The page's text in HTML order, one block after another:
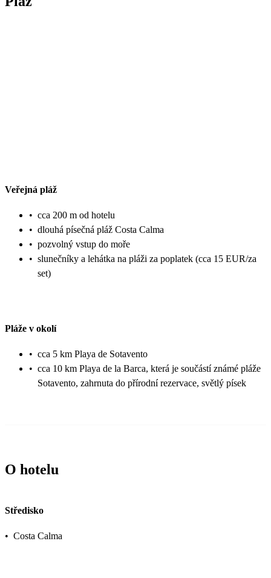
Veřejná pláž
• cca 200 m od hotelu
• dlouhá písečná pláž Costa Calma
• pozvolný vstup do moře
• slunečníky a lehátka na pláži za poplatek (cca 15 EUR/za
set)
Pláže v okolí
• cca 5 km Playa de Sotavento
• cca 10 km Playa de la Barca, která je součástí známé pláže
Sotavento, zahrnuta do přírodní rezervace, světlý písek
O hotelu
Středisko
• Costa Calma